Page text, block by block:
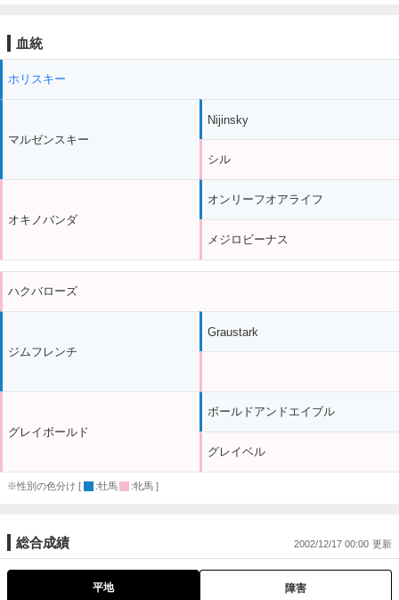
血統
ホリスキー
マルゼンスキー
オキノバンダ
Nijinsky
シル
オンリーフオアライフ
メジロビーナス
ハクバローズ
ジムフレンチ
グレイボールド
Graustark
ボールドアンドエイブル
グレイベル
※性別の色分け [ :牡馬 :牝馬 ]
総合成績 2002/12/17 00:00
平地 障害